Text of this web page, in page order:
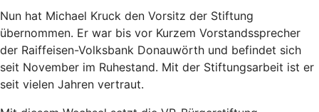
Nun hat Michael Kruck den Vorsitz der Stiftung
übernommen. Er war bis vor Kurzem Vorstandssprecher
der Raiffeisen-Volksbank Donauwörth und befindet sich
seit November im Ruhestand. Mit der Stiftungsarbeit ist er
seit vielen Jahren vertraut.